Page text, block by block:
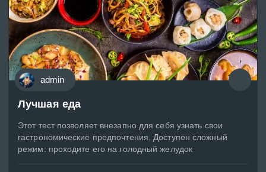
admin
Лучшая еда
Этот тест позволяет внезапно для себя узнать свои
гастрономические предпочтения. Доступен сложный
режим: проходите его на голодный желудок